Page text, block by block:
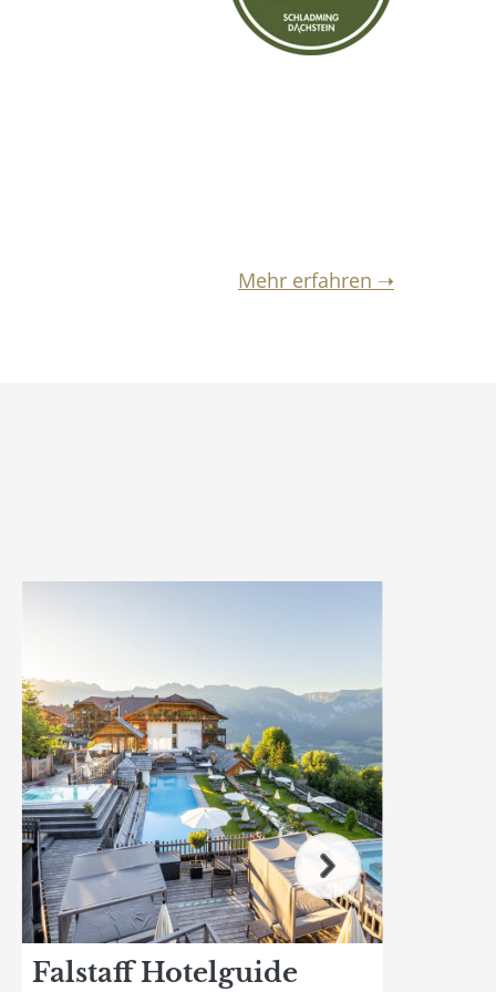
Mehr erfahren ➝
Falstaff Hotelguide